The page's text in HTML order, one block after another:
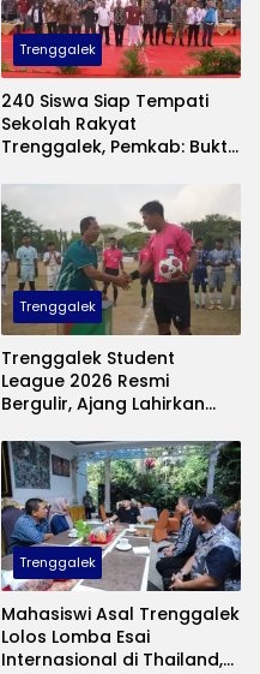
Trenggalek
240 Siswa Siap Tempati
Sekolah Rakyat
Trenggalek, Pemkab: Bukti
Anak Kurang Mampu
Trenggalek
Trenggalek Student
League 2026 Resmi
Bergulir, Ajang Lahirkan
Perebutkan Piala Bupati
Trenggalek
Mahasiswi Asal Trenggalek
Lolos Lomba Esai
Internasional di Thailand,